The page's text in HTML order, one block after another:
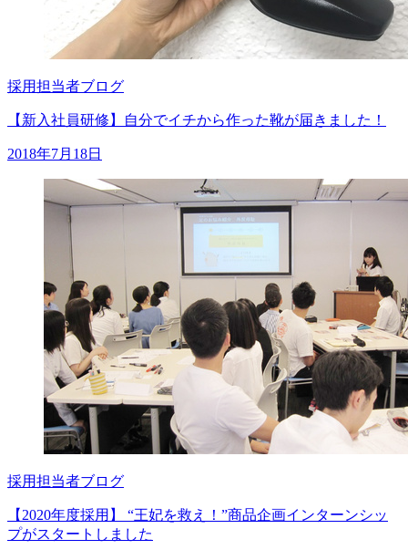
採用担当者ブログ
【新入社員研修】自分でイチから作った靴が届きました！
2018年7月18日
採用担当者ブログ
【2020年度採用】 “王妃を救え！”商品企画インターンシッ
プがスタートしました